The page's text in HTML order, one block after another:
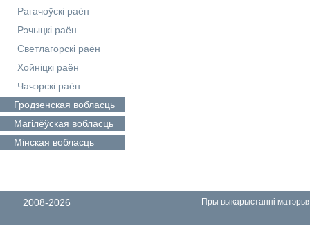
Рагачоўскі раён
Рэчыцкі раён
Светлагорскі раён
Хойніцкі раён
Чачэрскі раён
Гродзенская вобласць
Магілёўская вобласць
Мінская вобласць
2008-2026 Пры выкарыстанні